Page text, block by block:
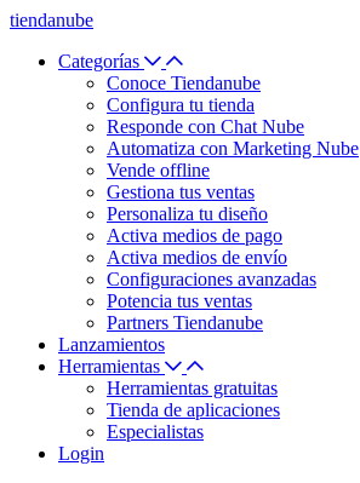
tiendanube
Categorías
Conoce Tiendanube
Configura tu tienda
Responde con Chat Nube
Automatiza con Marketing Nube
Vende offline
Gestiona tus ventas
Personaliza tu diseño
Activa medios de pago
Activa medios de envío
Configuraciones avanzadas
Potencia tus ventas
Partners Tiendanube
Lanzamientos
Herramientas
Herramientas gratuitas
Tienda de aplicaciones
Especialistas
Login